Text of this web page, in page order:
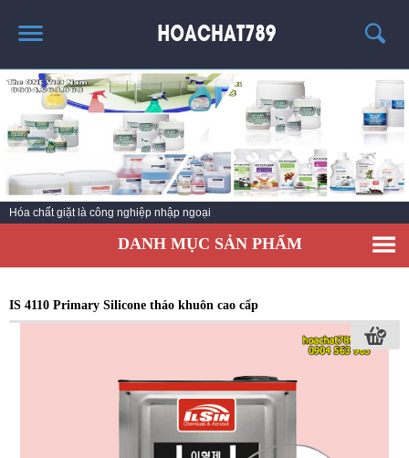
TRANG CHỦ
SẢN PHẨM HÓT
THÔNG TIN VỀ HÓA CHẤT
TIN TỨC
SẢN PHẨM
Hóa chất giặt là công nghiệp nhập ngoại
DANH MỤC SẢN PHẨM
IS 4110 Primary Silicone tháo khuôn cao cấp